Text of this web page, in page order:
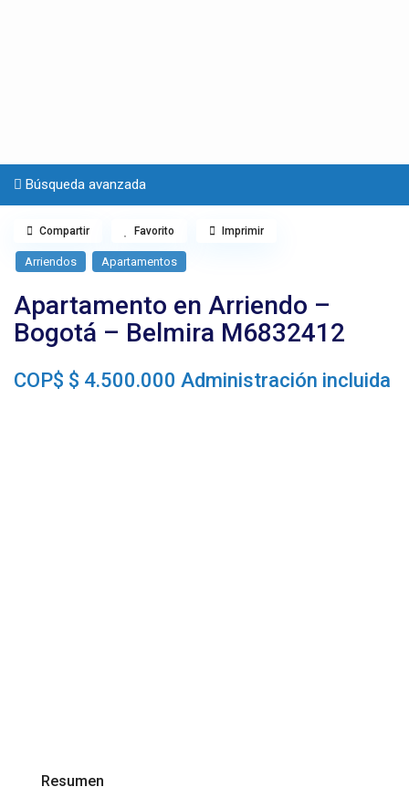
Búsqueda avanzada
Arriendos Apartamentos
Apartamento en Arriendo –
Bogotá – Belmira M6832412
COP$ $ 4.500.000Administración incluida
Compartir Favorito Imprimir
Resumen